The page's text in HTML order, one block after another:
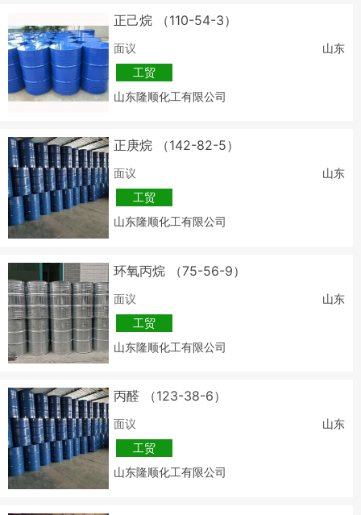
正己烷 （110-54-3）
面议
山东
工贸
山东隆顺化工有限公司
正庚烷 （142-82-5）
面议
山东
工贸
山东隆顺化工有限公司
环氧丙烷 （75-56-9）
面议
山东
工贸
山东隆顺化工有限公司
丙醛 （123-38-6）
面议
山东
工贸
山东隆顺化工有限公司